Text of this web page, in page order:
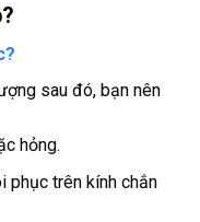
sau đó, bạn nên
hỏng.
phục trên kính chắn